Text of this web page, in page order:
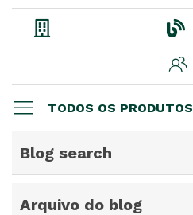
TODOS OS PRODUTOS
Blog search
Arquivo do blog